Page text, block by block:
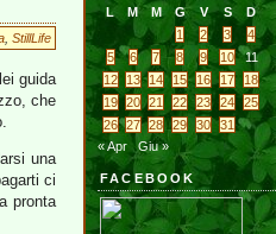
StillLife
guida
che
una
ci
pronta
L M M G V S
D
1
2 3
4
5
6 7 8 9 10
11
12
13 14 15 16 17
18
19
20 21 22 23 24
25
26
27 28 29 30
31
« Apr
Giu »
FACEBOOK